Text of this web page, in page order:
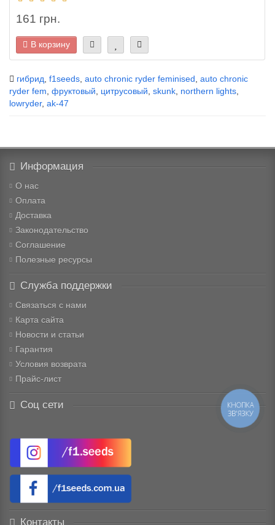
161 грн.
В корзину
гибрид f1seeds auto chronic ryder feminised auto chronic
ryder fem фруктовый цитрусовый skunk northern lights
lowryder, ak-47
Информация
О нас
Оплата
Доставка
Законодательство
Соглашение
Полезные ресурсы
Служба поддержки
Связаться с нами
Карта сайта
Новости и статьи
Гарантия
Условия возврата
Прайс-лист
Соц сети
Контакты
КНОПКА
ЗВ'ЯЗКУ